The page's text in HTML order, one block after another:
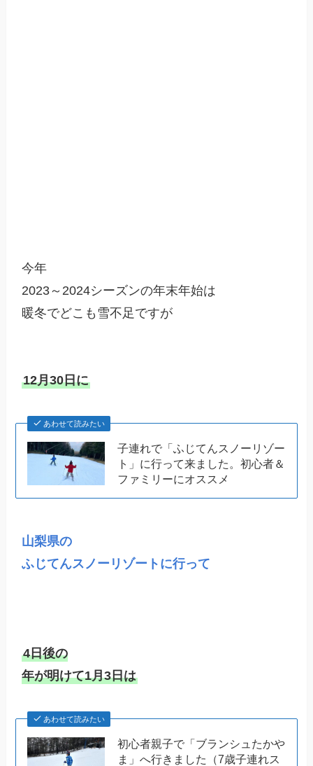
今年
2023～2024シーズンの年末年始は
暖冬でどこも雪不足ですが
12月30日に
あわせて読みたい
子連れで「ふじてんスノーリゾー
ト」に行って来ました。初心者＆
ファミリーにオススメ
山梨県の
ふじてんスノーリゾートに行って
4日後の
年が明けて1月3日は
あわせて読みたい
初心者親子で「ブランシュたかや
ま」へ行きました（7歳子連れス